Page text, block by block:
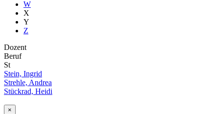
W
X
Y
Z
Dozent
Beruf
St
Stein, Ingrid
Strehle, Andrea
Stückrad, Heidi
×